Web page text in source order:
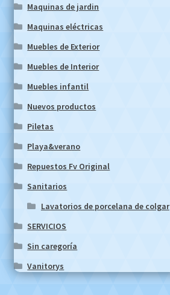
Maquinas de jardin
Maquinas eléctricas
Muebles de Exterior
Muebles de Interior
Muebles infantil
Nuevos productos
Piletas
Playa&verano
Repuestos Fv Original
Sanitarios
Lavatorios de porcelana de colgar
SERVICIOS
Sin caregoría
Vanitorys